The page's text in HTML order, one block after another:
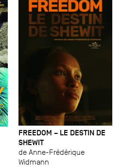
FREEDOM – LE DESTIN DE
SHEWIT
de Anne-Frédérique
Widmann